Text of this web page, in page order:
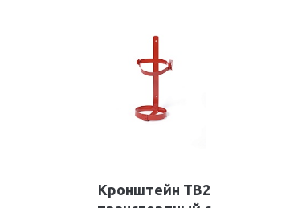
Кронштейн ТВ2